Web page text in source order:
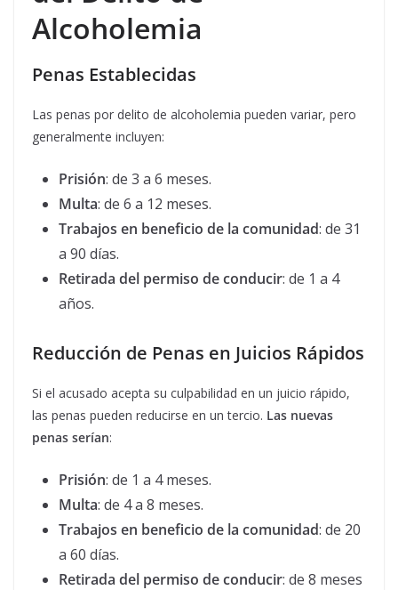
Alcoholemia
Penas Establecidas
Las penas por delito de alcoholemia pueden variar, pero
generalmente incluyen:
Prisión: de 3 a 6 meses.
Multa: de 6 a 12 meses.
Trabajos en beneficio de la comunidad: de 31
a 90 días.
Retirada del permiso de conducir: de 1 a 4
años.
Reducción de Penas en Juicios Rápidos
Si el acusado acepta su culpabilidad en un juicio rápido,
las penas pueden reducirse en un tercio. Las nuevas
penas serían:
Prisión: de 1 a 4 meses.
Multa: de 4 a 8 meses.
Trabajos en beneficio de la comunidad: de 20
a 60 días.
Retirada del permiso de conducir: de 8 meses